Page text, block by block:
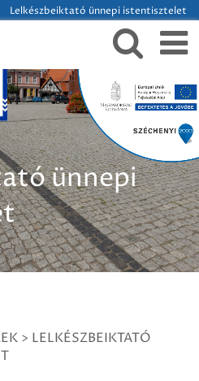
Lelkészbeiktató ünnepi istentisztelet
ünnepi
> LELKÉSZBEIKTATÓ